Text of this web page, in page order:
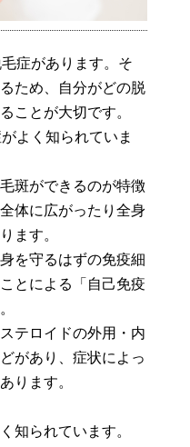
症があります。そ
ため、自分がどの脱
ことが大切です。
よく知られていま
斑ができるのが特徴
体に広がったり全身
ます。
を守るはずの免疫細
とによる「自己免疫
テロイドの外用・内
があり、症状によっ
ります。
知られています。